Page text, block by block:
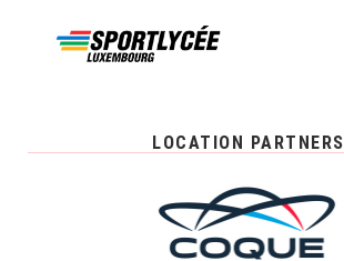
LOCATION PARTNERS